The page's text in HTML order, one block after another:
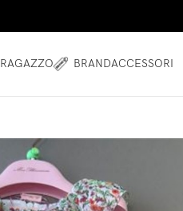
RAGAZZO BRANDACCESSORI